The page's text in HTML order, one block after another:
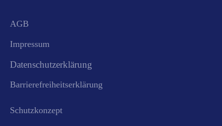
AGB
Impressum
Datenschutzerklärung
Barrierefreiheitserklärung
Schutzkonzept